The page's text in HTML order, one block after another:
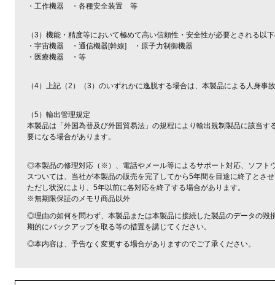
・工作機器 ・各種安全装置 等
（3）機能・精度等において極めて高い信頼性・安全性が必要とされる以
・宇宙機器 ・通信機器[幹線] ・原子力制御機器
・医療機器 ・等
（4）上記（2）（3）のいずれかに逸脱する場合は、本製品による人身
（5）輸出管理規定
本製品は「外国為替及び外国貿易法」の規程により輸出規制製品に該当
要になる場合があります。
◎本製品の修理対応（※）、電話やメール等によるサポート対応、ソフト
スついては、当社が本製品の販売を完了してから5年間を目途に終了とさ
ただし状況により、5年以前に各対応を終了する場合があります。
※無期限保証のメモリ商品以外
◎理由の如何を問わず、本製品または本製品に接続した製品のデータの
期的にバックアップを取る等の措置を講じてください。
◎本内容は、予告なく変更する場合がありますのでご了承ください。